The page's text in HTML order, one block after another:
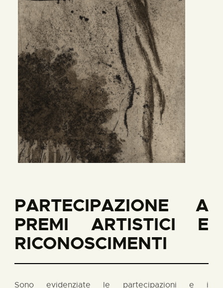
PARTECIPAZIONE A
PREMI ARTISTICI E
RICONOSCIMENTI
Sono evidenziate le partecipazioni e i